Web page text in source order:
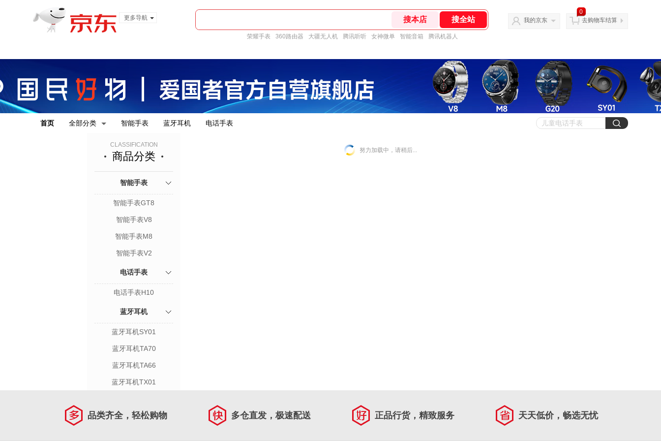
更多导航
荣耀手表 360路由器 大疆无人机 腾讯听听 女神微单 智能音箱 腾讯机器人
我的京东
0
去购物车结算
首页 全部分类 智能手表 蓝牙耳机 电话手表
CLASSIFICATION
商品分类
智能手表
智能手表GT8
智能手表V8
智能手表M8
智能手表V2
电话手表
电话手表H10
蓝牙耳机
蓝牙耳机SY01
蓝牙耳机TA70
蓝牙耳机TA66
蓝牙耳机TX01
努力加载中，请稍后...
品类齐全，轻松购物 多仓直发，极速配送 正品行货，精致服务 天天低价，畅选无忧